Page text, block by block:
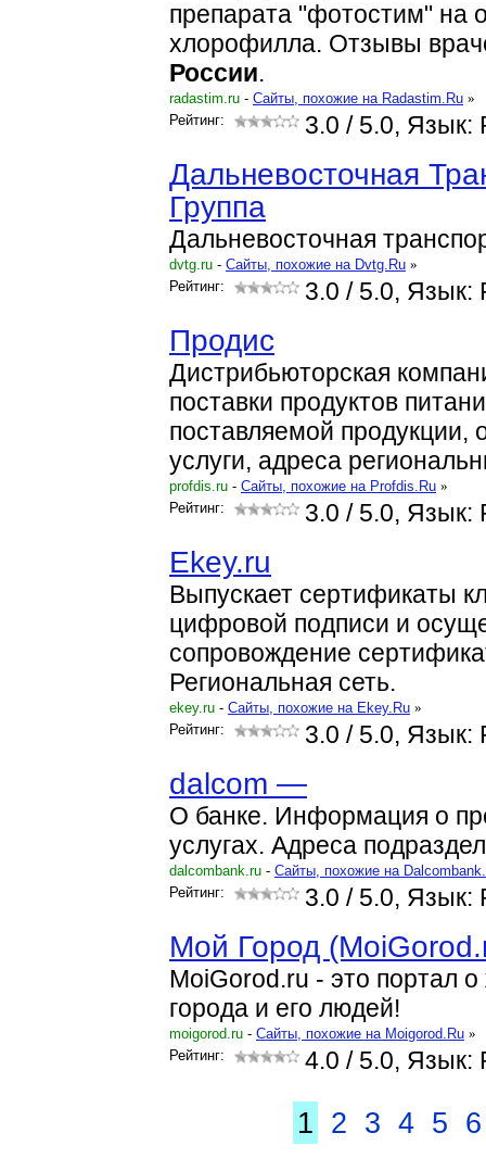
препарата "фотостим" на
хлорофилла. Отзывы
России.
radastim.ru - Cайты, похожие на Radastim.Ru »
Рейтинг:
3.0 / 5.0, Язык:
Дальневосточная
Группа
Дальневосточная
dvtg.ru - Cайты, похожие на Dvtg.Ru »
Рейтинг:
3.0 / 5.0, Язык:
Продис
Дистрибьюторская
поставки продуктов
поставляемой продукции,
услуги, адреса
profdis.ru - Cайты, похожие на Profdis.Ru »
Рейтинг:
3.0 / 5.0, Язык:
Ekey.ru
Выпускает сертификаты
цифровой подписи и
сопровождение
Региональная сеть.
ekey.ru - Cайты, похожие на Ekey.Ru »
Рейтинг:
3.0 / 5.0, Язык:
dalcom —
О банке. Информация о
услугах. Адреса
dalcombank.ru - Cайты, похожие на
Рейтинг:
3.0 / 5.0, Язык:
Мой Город
MoiGorod.ru - это портал
города и его людей!
moigorod.ru - Cайты, похожие на Moigorod.Ru »
Рейтинг:
4.0 / 5.0, Язык:
1 2 3 4 5 6